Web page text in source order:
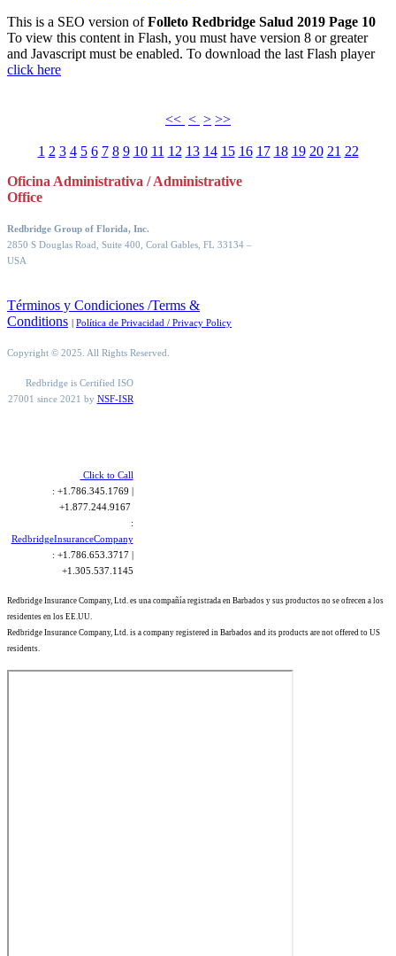
This is a SEO version ofFolleto Redbridge Salud 2019 Page 10
To view this content in Flash, you must have version 8 or greater
and Javascript must be enabled. To download the last Flash player
click here
<< < > >>
1 2 3 4 5 6 7 8 9 10 11 12 13 14 15 16 17 18 19 20 21 22
Oficina Administrativa / Administrative
Office
Redbridge Group of Florida, Inc.
2850 S Douglas Road, Suite 400, Coral Gables, FL 33134 –
USA
Términos y Condiciones /Terms &
Conditions | Política de Privacidad / Privacy Policy
Copyright © 2025. All Rights Reserved.
Redbridge is Certified ISO
27001 since 2021 by NSF-ISR
Click to Call
: +1.786.345.1769 |
+1.877.244.9167
:
RedbridgeInsuranceCompany
: +1.786.653.3717 |
+1.305.537.1145
Redbridge Insurance Company, Ltd. es una compañía registrada en Barbados y sus productos no se ofrecen a los
residentes en los EE.UU.
Redbridge Insurance Company, Ltd. is a company registered in Barbados and its products are not offered to US
residents.